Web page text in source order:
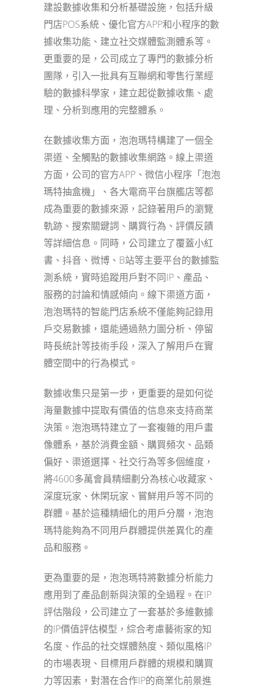
建設數據收集和分析基礎設施，包括升級
門店POS系統、優化官方APP和小程序的數
據收集功能、建立社交媒體監測體系等。
更重要的是，公司成立了專門的數據分析
團隊，引入一批具有互聯網和零售行業經
驗的數據科學家，建立起從數據收集、處
理、分析到應用的完整體系。
在數據收集方面，泡泡瑪特構建了一個全
渠道、全觸點的數據收集網路。線上渠道
方面，公司的官方APP、微信小程序「泡泡
瑪特抽盒機」、各大電商平台旗艦店等都
成為重要的數據來源，記錄著用戶的瀏覽
軌跡、搜索關鍵詞、購買行為、評價反饋
等詳細信息。同時，公司建立了覆蓋小紅
書、抖音、微博、B站等主要平台的數據監
測系統，實時追蹤用戶對不同IP、產品、
服務的討論和情感傾向。線下渠道方面，
泡泡瑪特的智能門店系統不僅能夠記錄用
戶交易數據，還能通過熱力圖分析、停留
時長統計等技術手段，深入了解用戶在實
體空間中的行為模式。
數據收集只是第一步，更重要的是如何從
海量數據中提取有價值的信息來支持商業
決策。泡泡瑪特建立了一套複雜的用戶畫
像體系，基於消費金額、購買頻次、品類
偏好、渠道選擇、社交行為等多個維度，
將4600多萬會員精細劃分為核心收藏家、
深度玩家、休閑玩家、嘗鮮用戶等不同的
群體。基於這種精細化的用戶分層，泡泡
瑪特能夠為不同用戶群體提供差異化的產
品和服務。
更為重要的是，泡泡瑪特將數據分析能力
應用到了產品創新與決策的全過程。在IP
評估階段，公司建立了一套基於多維數據
的IP價值評估模型，綜合考慮藝術家的知
名度、作品的社交媒體熱度、類似風格IP
的市場表現、目標用戶群體的規模和購買
力等因素，對潛在合作IP的商業化前景進